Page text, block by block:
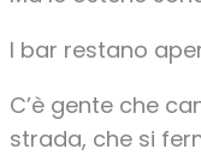
I bar restano
C’è gente che
strada, che si